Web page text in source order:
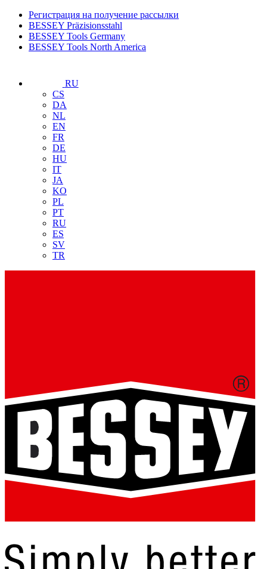
Регистрация на получение рассылки
BESSEY Präzisionsstahl
BESSEY Tools Germany
BESSEY Tools North America
RU
CS
DA
NL
EN
FR
DE
HU
IT
JA
KO
PL
PT
RU
ES
SV
TR